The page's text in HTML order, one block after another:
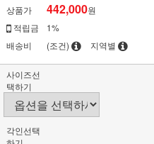
상품가 442,000원
적립금
1%
배송비
(조건) 지역별
사이즈선
택하기
각인선택